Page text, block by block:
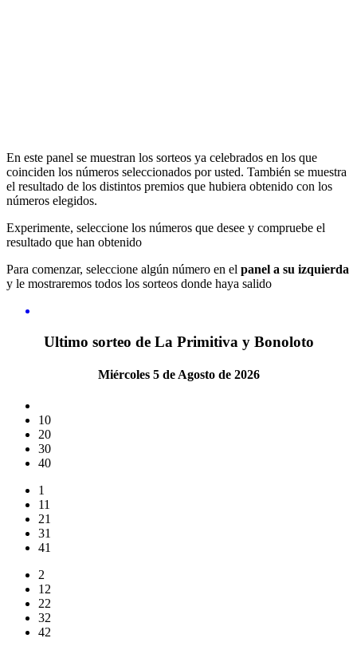
En este panel se muestran los sorteos ya celebrados en los que
coinciden los números seleccionados por usted. También se muestra
el resultado de los distintos premios que hubiera obtenido con los
números elegidos.
Experimente, seleccione los números que desee y compruebe el
resultado que han obtenido
Para comenzar, seleccione algún número en el panel a su izquierda
y le mostraremos todos los sorteos donde haya salido
Ultimo sorteo de La Primitiva y Bonoloto
Miércoles 5 de Agosto de 2026
10
20
30
40
1
11
21
31
41
2
12
22
32
42